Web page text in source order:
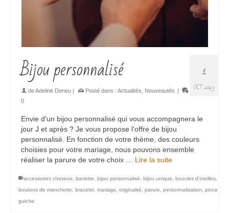
1
OCT 2023
Bijou personnalisé
deAdeline Deneu | Posté dans : Actualités Nouveautés |
0
Envie d'un bijou personnalisé qui vous accompagnera le
jour J et après ? Je vous propose l'offre de bijou
personnalisé. En fonction de votre thème, des couleurs
choisies pour votre mariage, nous pouvons ensemble
réaliser la parure de votre choix … Lire la suite
accessoires cheveux barrette bijou personnalisé bijou unique boucles d'oreilles
boutons de manchette
bracelet mariage originalité parure personnalisation
pince
guiche